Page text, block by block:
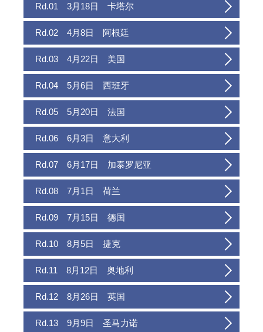
Rd.01 3月18日 卡塔尔
Rd.02 4月8日 阿根廷
Rd.03 4月22日 美国
Rd.04 5月6日 西班牙
Rd.05 5月20日 法国
Rd.06 6月3日 意大利
Rd.07 6月17日 加泰罗尼亚
Rd.08 7月1日 荷兰
Rd.09 7月15日 德国
Rd.10 8月5日 捷克
Rd.11 8月12日 奥地利
Rd.12 8月26日 英国
Rd.13 9月9日 圣马力诺